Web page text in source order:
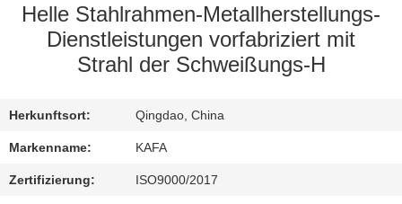
ÜBER
WERKSBESICHTIGUNG
QUALITÄTSKONTROLLE
Helle Stahlrahmen-Metallherstellungs-
Dienstleistungen vorfabriziert mit
Strahl der Schweißungs-H
Herkunftsort: Qingdao, China
Markenname: KAFA
Zertifizierung: ISO9000/2017